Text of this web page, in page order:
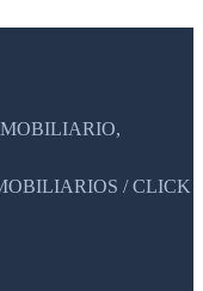
/ CLICK